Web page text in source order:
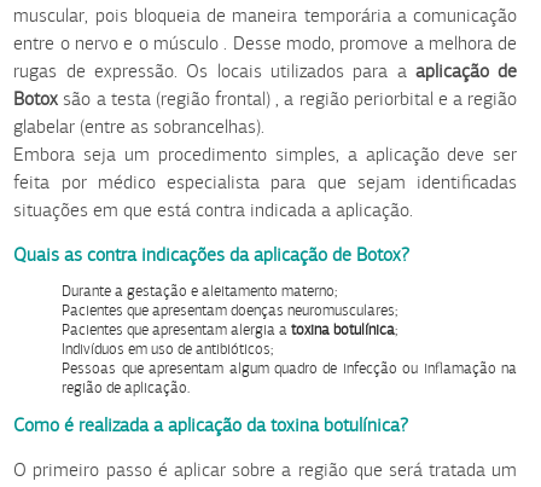
muscular, pois bloqueia de maneira temporária a comunicação
entre o nervo e o músculo . Desse modo, promove a melhora de
rugas de expressão. Os locais utilizados para a aplicação de
Botox são a testa (região frontal) , a região periorbital e a região
glabelar (entre as sobrancelhas).
Embora seja um procedimento simples, a aplicação deve ser
feita por médico especialista para que sejam identificadas
situações em que está contra indicada a aplicação.
Quais as contra indicações da aplicação de Botox?
Durante a gestação e aleitamento materno;
Pacientes que apresentam doenças neuromusculares;
Pacientes que apresentam alergia atoxina botulínica;
Indivíduos em uso de antibióticos;
Pessoas que apresentam algum quadro de infecção ou inflamação na
região de aplicação.
Como é realizada a aplicação da toxina botulínica?
O primeiro passo é aplicar sobre a região que será tratada um